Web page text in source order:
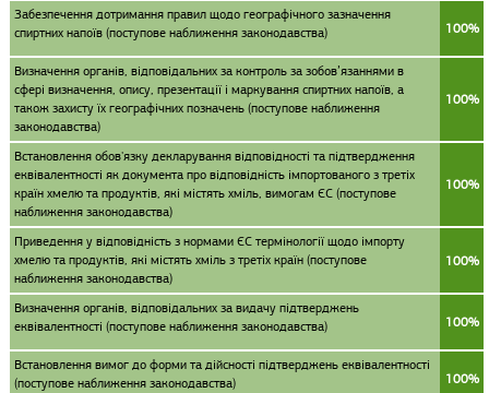
Забезпечення дотримання правил щодо географічного зазначення
спиртних напоїв (поступове наближення законодавства)
100%
Визначення органів, відповідальних за контроль за зобов’язаннями в
сфері визначення, опису, презентації і маркування спиртних напоїв, а
також захисту їх географічних позначень (поступове наближення
законодавства)
100%
Встановлення обов'язку декларування відповідності та підтвердження
еквівалентності як документа про відповідність імпортованого з третіх
країн хмелю та продуктів, які містять хміль, вимогам ЄС (поступове
наближення законодавства)
100%
Приведення у відповідність з нормами ЄС термінології щодо імпорту
хмелю та продуктів, які містять хміль з третіх країн (поступове
наближення законодавства)
100%
Визначення органів, відповідальних за видачу підтверджень
еквівалентності (поступове наближення законодавства)
100%
Встановлення вимог до форми та дійсності підтверджень еквівалентності
(поступове наближення законодавства)
100%